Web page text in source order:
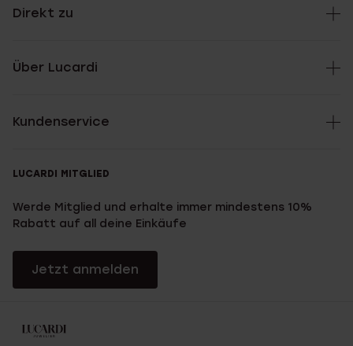
Direkt zu
Über Lucardi
Kundenservice
LUCARDI MITGLIED
Werde Mitglied und erhalte immer mindestens 10%
Rabatt auf all deine Einkäufe
Jetzt anmelden